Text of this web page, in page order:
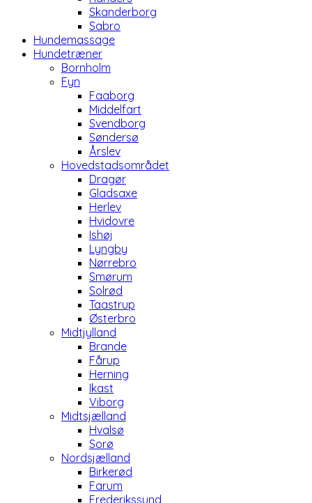
Skanderborg
Sabro
Hundemassage
Hundetræner
Bornholm
Fyn
Faaborg
Middelfart
Svendborg
Søndersø
Årslev
Hovedstadsområdet
Dragør
Gladsaxe
Herlev
Hvidovre
Ishøj
Lyngby
Nørrebro
Smørum
Solrød
Taastrup
Østerbro
Midtjylland
Brande
Fårup
Herning
Ikast
Viborg
Midtsjælland
Hvalsø
Sorø
Nordsjælland
Birkerød
Farum
Frederikssund